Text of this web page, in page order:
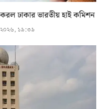
করল ঢাকার ভারতীয় হাই কমিশন
১৯:৩৯